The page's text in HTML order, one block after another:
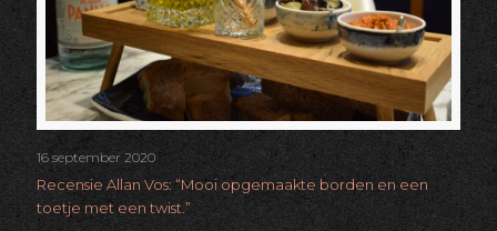
16 september 2020
Recensie Allan Vos: “Mooi opgemaakte borden en een
toetje met een twist.”